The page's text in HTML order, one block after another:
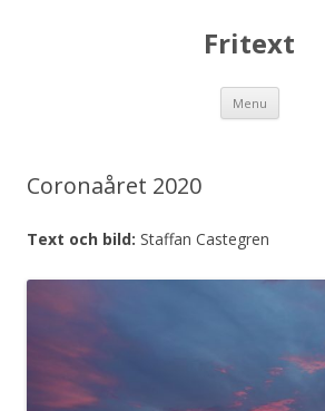
Fritext
Menu Skip
content
Coronaåret 2020
Text och bild: Staffan Castegren